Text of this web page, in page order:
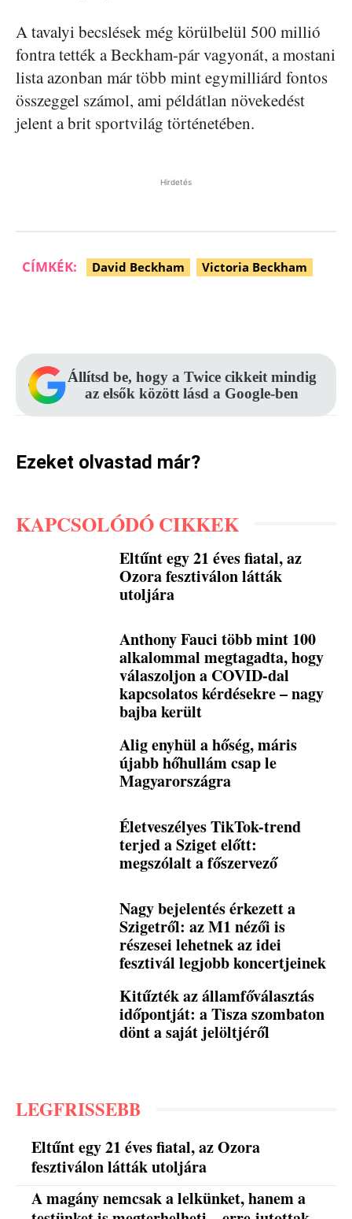
A tavalyi becslések még körülbelül 500 millió
fontra tették a Beckham-pár vagyonát, a mostani
lista azonban már több mint egymilliárd fontos
összeggel számol, ami példátlan növekedést
jelent a brit sportvilág történetében.
Hirdetés
CÍMKÉK: David Beckham Victoria Beckham
Állítsd be, hogy a Twice cikkeit mindig
az elsők között lásd a Google-ben
Ezeket olvastad már?
KAPCSOLÓDÓ CIKKEK
Eltűnt egy 21 éves fiatal, az
Ozora fesztiválon látták
utoljára
Anthony Fauci több mint 100
alkalommal megtagadta, hogy
válaszoljon a COVID-dal
kapcsolatos kérdésekre – nagy
bajba került
Alig enyhül a hőség, máris
újabb hőhullám csap le
Magyarországra
Életveszélyes TikTok-trend
terjed a Sziget előtt:
megszólalt a főszervező
Nagy bejelentés érkezett a
Szigetről: az M1 nézői is
részesei lehetnek az idei
fesztivál legjobb koncertjeinek
Kitűzték az államfőválasztás
időpontját: a Tisza szombaton
dönt a saját jelöltjéről
LEGFRISSEBB
Eltűnt egy 21 éves fiatal, az Ozora
fesztiválon látták utoljára
A magány nemcsak a lelkünket, hanem a